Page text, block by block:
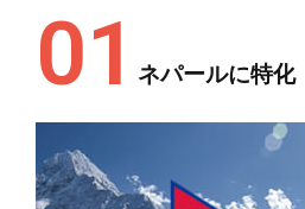
01 ネパールに特化